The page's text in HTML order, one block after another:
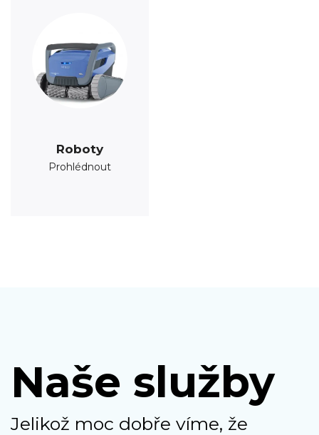
Roboty
Prohlédnout
Naše služby
Jelikož moc dobře víme, že